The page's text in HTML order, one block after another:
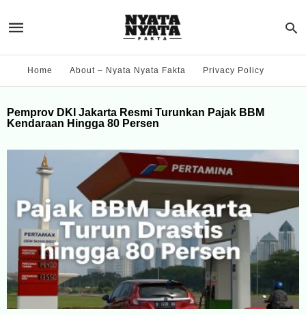
Home About – Nyata Nyata Fakta Privacy Policy
Pemprov DKI Jakarta Resmi Turunkan Pajak BBM
Kendaraan Hingga 80 Persen